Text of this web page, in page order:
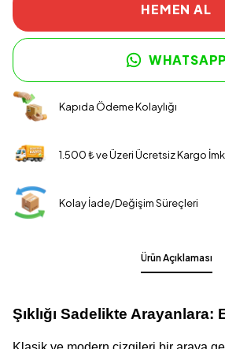
HEMEN AL
WHATSAPP
Kapıda Ödeme Kolaylığı
1.500 ₺ ve Üzeri Ücretsiz Kargo
Kolay İade/Değişim Süreçleri
Ürün Açıklaması
Şıklığı Sadelikte Arayanlara: